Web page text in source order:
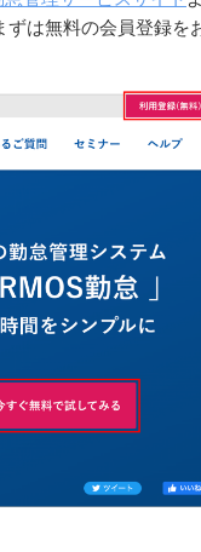
ずは無料の会員登録を